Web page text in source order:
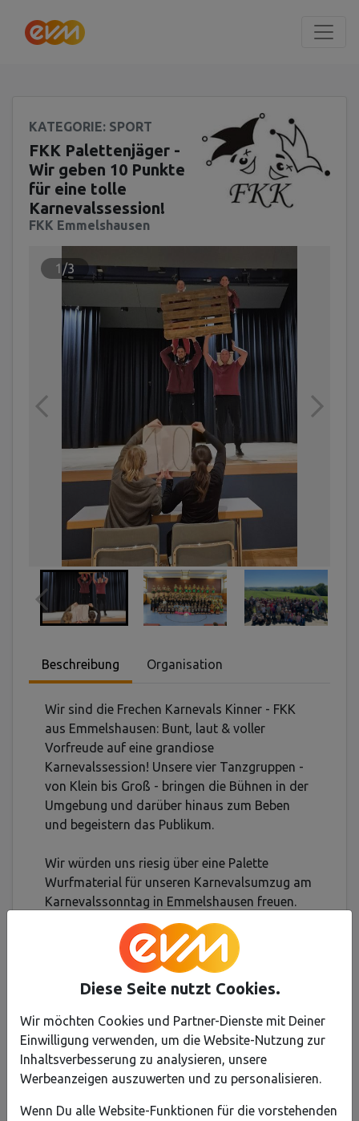
Diese Seite nutzt Cookies.
Wir möchten Cookies und Partner-Dienste mit Deiner
Einwilligung verwenden, um die Website-Nutzung zur
Inhaltsverbesserung zu analysieren, unsere
Werbeanzeigen auszuwerten und zu personalisieren.
Wenn Du alle Website-Funktionen für die vorstehenden
KATEGORIE: SPORT
FKK Palettenjäger -
Wir geben 10 Punkte
für eine tolle
Karnevalssession!
FKK Emmelshausen
1/3
Beschreibung Organisation
Wir sind die Frechen Karnevals Kinner - FKK
aus Emmelshausen: Bunt, laut & voller
Vorfreude auf eine grandiose
Karnevalssession! Unsere vier Tanzgruppen -
von Klein bis Groß - bringen die Bühnen in der
Umgebung und darüber hinaus zum Beben
und begeistern das Publikum.
Wir würden uns riesig über eine Palette
Wurfmaterial für unseren Karnevalsumzug am
Karnevalssonntag in Emmelshausen freuen.
An diesem Tag kommen wir zusammen,
feiern, füllen die Straßen der Stadt und lassen
Kinderaugen am Straßenrand strahlen!
Der FKK sagt HELAU – und wir vergeben 10
Punkte für tolle Hebungen, volle Paletten und
eine fantastische Karnevalssession!